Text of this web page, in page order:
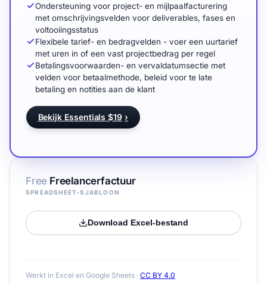
Free Freelancerfactuur
SPREADSHEET-SJABLOON
Download Excel-bestand
Werkt in Excel en Google Sheets · CC BY 4.0
Ondersteuning voor project- en mijlpaalfacturering
met omschrijvingsvelden voor deliverables, fases en
voltooiingsstatus
Flexibele tarief- en bedragvelden - voer een uurtarief
met uren in of een vast projectbedrag per regel
Betalingsvoorwaarden- en vervaldatumsectie met
velden voor betaalmethode, beleid voor te late
betaling en notities aan de klant
Bekijk Essentials $19 ›